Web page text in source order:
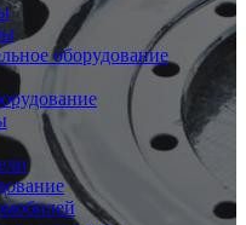
оборудование